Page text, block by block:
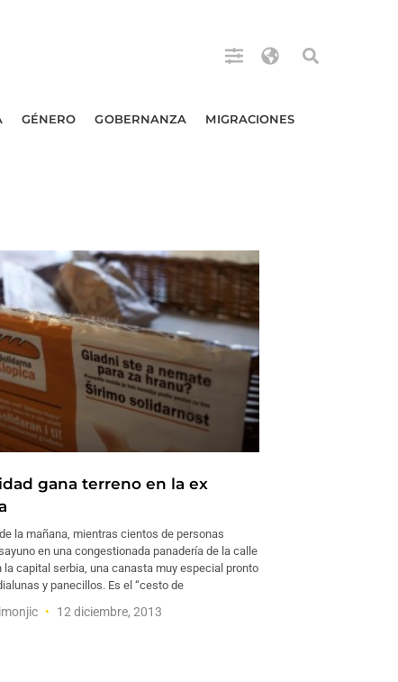
GÉNERO GOBERNANZA MIGRACIONES
gana terreno en la ex
la mañana, mientras cientos de personas
en una congestionada panadería de la calle
la capital serbia, una canasta muy especial pronto
y panecillos. Es el “cesto de
12 diciembre, 2013